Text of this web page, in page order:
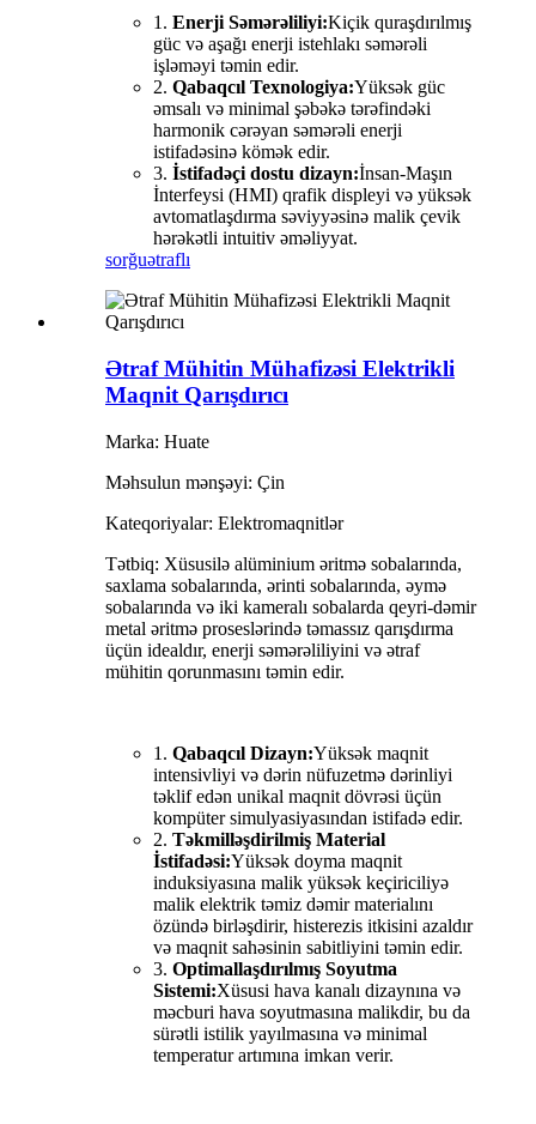
1. Enerji Səmərəliliyi:Kiçik quraşdırılmış
güc və aşağı enerji istehlakı səmərəli
işləməyi təmin edir.
2. Qabaqcıl Texnologiya:Yüksək güc
əmsalı və minimal şəbəkə tərəfindəki
harmonik cərəyan səmərəli enerji
istifadəsinə kömək edir.
3. İstifadəçi dostu dizayn:İnsan-Maşın
İnterfeysi (HMI) qrafik displeyi və yüksək
avtomatlaşdırma səviyyəsinə malik çevik
hərəkətli intuitiv əməliyyat.
sorğuətraflı
Ətraf Mühitin Mühafizəsi Elektrikli
Maqnit Qarışdırıcı
Marka: Huate
Məhsulun mənşəyi: Çin
Kateqoriyalar: Elektromaqnitlər
Tətbiq: Xüsusilə alüminium əritmə sobalarında,
saxlama sobalarında, ərinti sobalarında, əymə
sobalarında və iki kameralı sobalarda qeyri-dəmir
metal əritmə proseslərində təmassız qarışdırma
üçün idealdır, enerji səmərəliliyini və ətraf
mühitin qorunmasını təmin edir.
1. Qabaqcıl Dizayn:Yüksək maqnit
intensivliyi və dərin nüfuzetmə dərinliyi
təklif edən unikal maqnit dövrəsi üçün
kompüter simulyasiyasından istifadə edir.
2. Təkmilləşdirilmiş Material
İstifadəsi:Yüksək doyma maqnit
induksiyasına malik yüksək keçiriciliyə
malik elektrik təmiz dəmir materialını
özündə birləşdirir, histerezis itkisini azaldır
və maqnit sahəsinin sabitliyini təmin edir.
3. Optimallaşdırılmış Soyutma
Sistemi:Xüsusi hava kanalı dizaynına və
məcburi hava soyutmasına malikdir, bu da
sürətli istilik yayılmasına və minimal
temperatur artımına imkan verir.